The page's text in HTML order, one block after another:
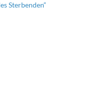
Sterbenden“